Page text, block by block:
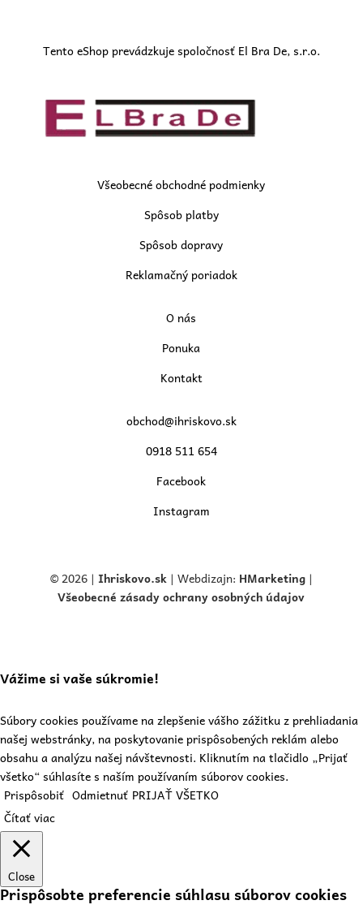
Tento eShop prevádzkuje spoločnosť El Bra De, s.r.o.
Všeobecné obchodné podmienky
Spôsob platby
Spôsob dopravy
Reklamačný poriadok
O nás
Ponuka
Kontakt
obchod@ihriskovo.sk
0918 511 654
Facebook
Instagram
© 2026 | Ihriskovo.sk| Webdizajn: HMarketing |
Všeobecné zásady ochrany osobných údajov
Vážime si vaše súkromie!
Súbory cookies používame na zlepšenie vášho zážitku z prehliadania
našej webstránky, na poskytovanie prispôsobených reklám alebo
obsahu a analýzu našej návštevnosti. Kliknutím na tlačidlo „Prijať
všetko“ súhlasíte s naším používaním súborov cookies.
Prispôsobiť Odmietnuť PRIJAŤ VŠETKO
Čítať viac
Close
Prispôsobte preferencie súhlasu súborov cookies